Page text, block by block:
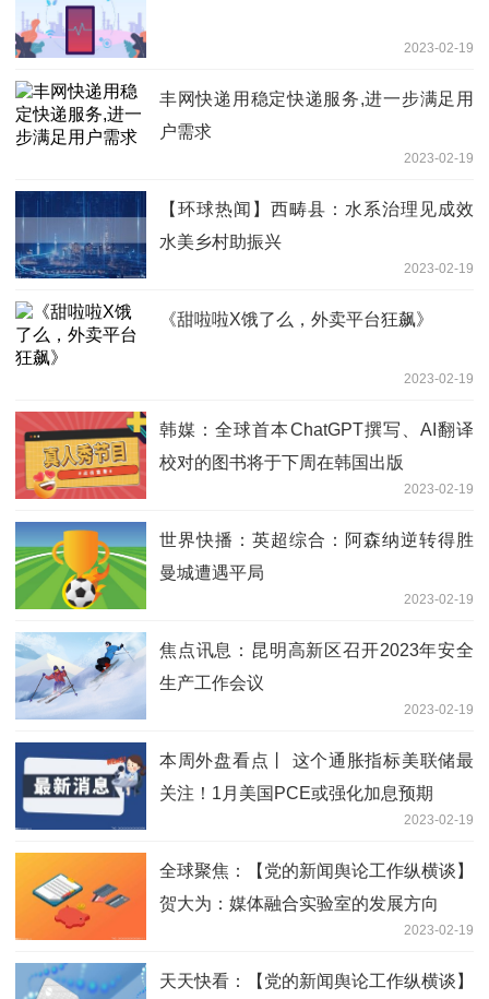
2023-02-19
丰网快递用稳定快递服务,进一步满足用
户需求
2023-02-19
【环球热闻】西畴县：水系治理见成效
水美乡村助振兴
2023-02-19
《甜啦啦X饿了么，外卖平台狂飙》
2023-02-19
韩媒：全球首本ChatGPT撰写、AI翻译
校对的图书将于下周在韩国出版
2023-02-19
世界快播：英超综合：阿森纳逆转得胜
曼城遭遇平局
2023-02-19
焦点讯息：昆明高新区召开2023年安全
生产工作会议
2023-02-19
本周外盘看点丨 这个通胀指标美联储最
关注！1月美国PCE或强化加息预期
2023-02-19
全球聚焦：【党的新闻舆论工作纵横谈】
贺大为：媒体融合实验室的发展方向
2023-02-19
天天快看：【党的新闻舆论工作纵横谈】